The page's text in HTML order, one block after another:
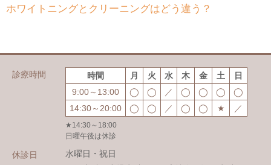
ホワイトニングとクリーニングはどう違う？
診療時間 時間 月 火 水 木 金 土
日
9:00～13:00
◯ ◯ ／ ◯ ◯ ◯
◯
14:30～20:00
◯ ◯ ／ ◯ ◯ ★ ／
★14:30～18:00
日曜午後は休診
休診日
水曜日・祝日